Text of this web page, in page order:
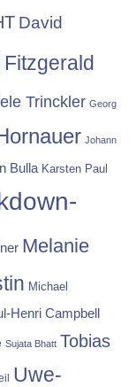
David
Fitzgerald
Trinckler Georg
Johann
Bulla Karsten Paul
Melanie
Michael
Henri Campbell
Sujata Bhatt Tobias
Uwe-